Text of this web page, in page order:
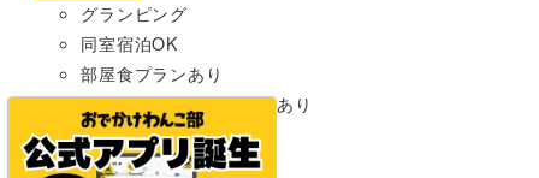
グランピング
同室宿泊OK
部屋食プランあり
プライベートドッグランあり
わんこメニューあり
超大型犬まで